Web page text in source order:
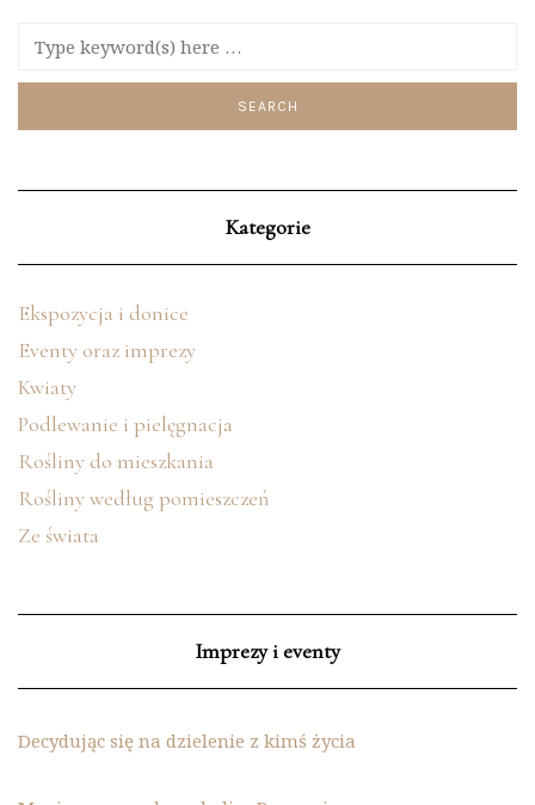
Kategorie
Ekspozycja i donice
Eventy oraz imprezy
Kwiaty
Podlewanie i pielęgnacja
Rośliny do mieszkania
Rośliny według pomieszczeń
Ze świata
Imprezy i eventy
Decydując się na dzielenie z kimś życia